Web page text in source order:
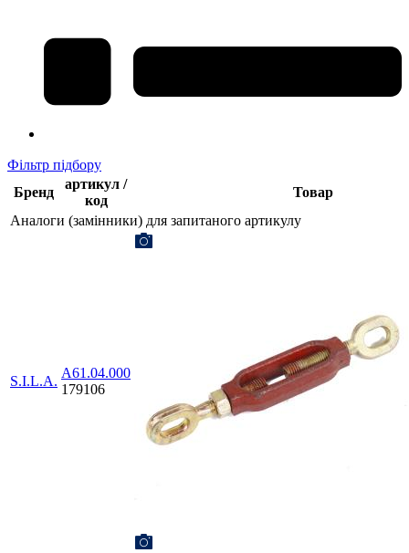
Фільтр підбору
Бренд
артикул /
код
Товар
Аналоги (замінники) для запитаного артикулу
S.I.L.A.
А61.04.000
179106